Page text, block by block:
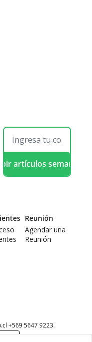
Recibir artículos semanales
Reunión
Agendar una
Reunión
+569 5647 9223.